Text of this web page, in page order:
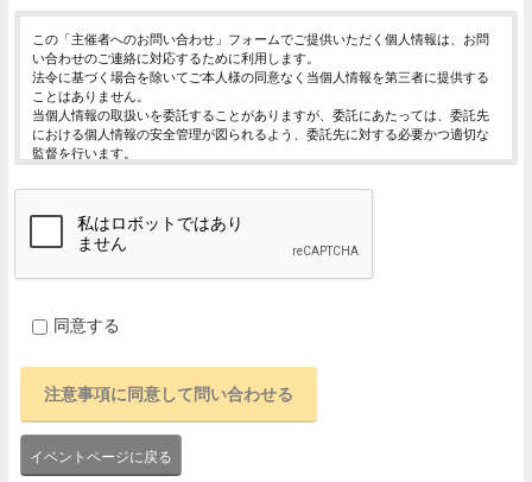
この「主催者へのお問い合わせ」フォームでご提供いただく個人情報は、お問
い合わせのご連絡に対応するために利用します。
法令に基づく場合を除いてご本人様の同意なく当個人情報を第三者に提供する
ことはありません。
当個人情報の取扱いを委託することがありますが、委託にあたっては、委託先
における個人情報の安全管理が図られるよう、委託先に対する必要かつ適切な
監督を行います。
止・消去および第三者への提供の停止（「開示等」といいます。）を受け付け
開示等の求めは、以下の「個人情報苦情及び相談窓口」で受け付けます。
ご入力頂く情報の提供は任意となっております。ただし、正確な情報をご提供
当ホームページではご利用状況の統計調査のためクッキー等を用いております
個人情報保護管理者
イベントレジスト株式会社 苦情相談窓口
E-Mail ： contact@eventregist.com
受付時間 ： 10:00～18:00
同意する
イベントページに戻る